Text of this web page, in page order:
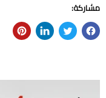
مشاركة: